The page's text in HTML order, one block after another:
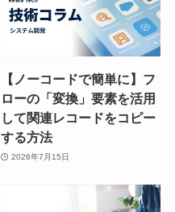
【ノーコードで簡単に】フ
ローの「変換」要素を活用
して関連レコードをコピー
する方法
2026年7月15日